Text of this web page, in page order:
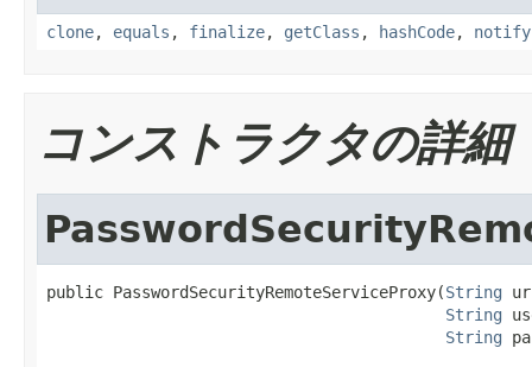
clone, equals , finalize, getClass , hashCode, notify
コンストラクタの詳細
public PasswordSecurityRemoteServiceProxy(String
String
String